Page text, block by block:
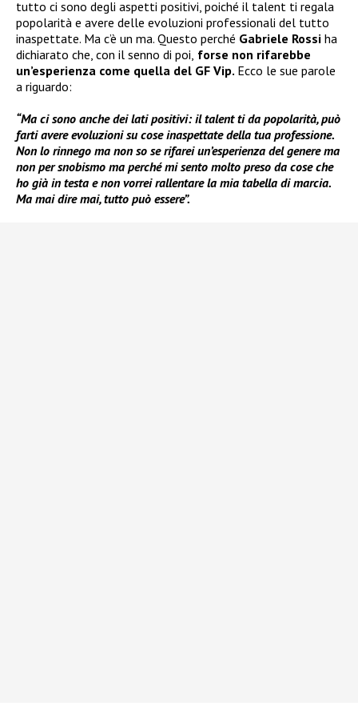
tutto ci sono degli aspetti positivi, poiché il talent ti regala
popolarità e avere delle evoluzioni professionali del tutto
inaspettate. Ma c’è un ma. Questo perché Gabriele Rossi ha
dichiarato che, con il senno di poi, forse non rifarebbe
un’esperienza come quella del GF Vip. Ecco le sue parole
a riguardo:
“Ma ci sono anche dei lati positivi: il talent ti da popolarità, può
farti avere evoluzioni su cose inaspettate della tua professione.
Non lo rinnego ma non so se rifarei un’esperienza del genere ma
non per snobismo ma perché mi sento molto preso da cose che
ho già in testa e non vorrei rallentare la mia tabella di marcia.
Ma mai dire mai, tutto può essere”.